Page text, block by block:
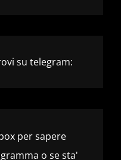
su telegram:
per sapere
o se sta'